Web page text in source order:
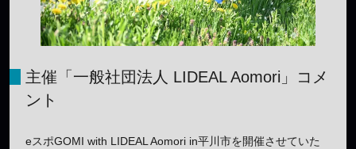
主催「一般社団法人 LIDEAL Aomori」コメ
ント
eスポGOMI with LIDEAL Aomori in平川市を開催させていた